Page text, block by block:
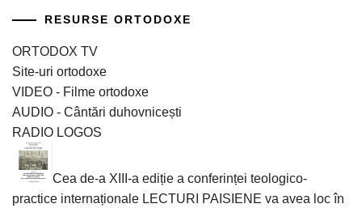
RESURSE ORTODOXE
ORTODOX TV
Site-uri ortodoxe
VIDEO - Filme ortodoxe
AUDIO - Cântări duhovnicești
RADIO LOGOS
Cea de-a XIII-a ediție a conferinței teologico-
practice internaționale LECTURI PAISIENE va avea loc în